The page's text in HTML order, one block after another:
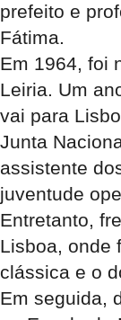
prefeito e
Fátima.
Em 1964, foi
Leiria. Um
vai para
Junta
assistente
juventude
Entretanto,
Lisboa, onde
clássica e o
Em seguida,